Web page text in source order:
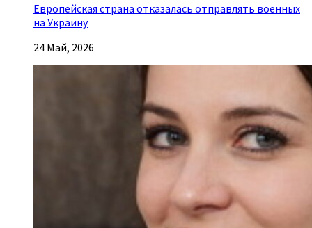
Европейская страна отказалась отправлять военных
на Украину
24 Май, 2026